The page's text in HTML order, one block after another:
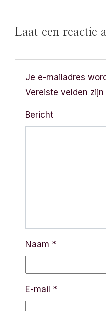
n
a
v
Laat een reactie
Je e-mailadres
Vereiste velden
Bericht
Naam *
E-mail *